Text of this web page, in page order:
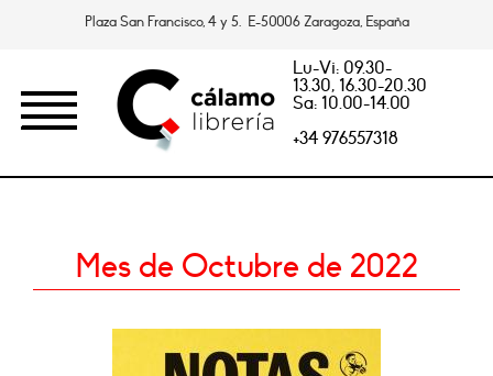
Plaza San Francisco, 4 y 5. E-50006 Zaragoza, España
Lu-Vi: 09.30-
13.30, 16.30-20.30
Sa: 10.00-14.00
+34 976557318
Mes de Octubre de 2022